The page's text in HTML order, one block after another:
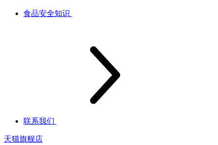
食品安全知识
联系我们
天猫旗舰店